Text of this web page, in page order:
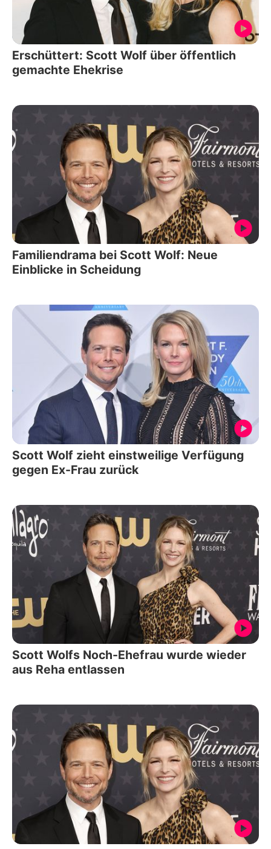
Erschüttert: Scott Wolf über öffentlich
gemachte Ehekrise
Familiendrama bei Scott Wolf: Neue
Einblicke in Scheidung
Scott Wolf zieht einstweilige Verfügung
gegen Ex-Frau zurück
Scott Wolfs Noch-Ehefrau wurde wieder
aus Reha entlassen